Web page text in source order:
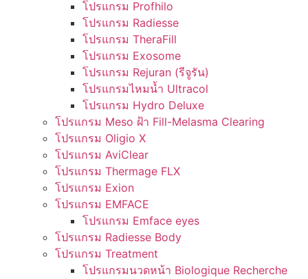
โปรแกรม Profhilo
โปรแกรม Radiesse
โปรแกรม TheraFill
โปรแกรม Exosome
โปรแกรม Rejuran (รีจูรัน)
โปรแกรมไหมน้ำ Ultracol
โปรแกรม Hydro Deluxe
โปรแกรม Meso ฝ้า Fill-Melasma Clearing
โปรแกรม Oligio X
โปรแกรม AviClear
โปรแกรม Thermage FLX
โปรแกรม Exion
โปรแกรม EMFACE
โปรแกรม Emface eyes
โปรแกรม Radiesse Body
โปรแกรม Treatment
โปรแกรมนวดหน้า Biologique Recherche